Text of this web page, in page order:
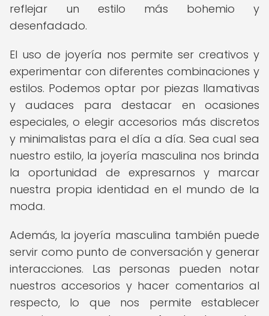
reflejar un estilo más bohemio y
desenfadado.
El uso de joyería nos permite ser creativos y
experimentar con diferentes combinaciones y
estilos. Podemos optar por piezas llamativas
y audaces para destacar en ocasiones
especiales, o elegir accesorios más discretos
y minimalistas para el día a día. Sea cual sea
nuestro estilo, la joyería masculina nos brinda
la oportunidad de expresarnos y marcar
nuestra propia identidad en el mundo de la
moda.
Además, la joyería masculina también puede
servir como punto de conversación y generar
interacciones. Las personas pueden notar
nuestros accesorios y hacer comentarios al
respecto, lo que nos permite establecer